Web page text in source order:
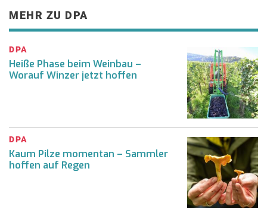
MEHR ZU DPA
DPA
Heiße Phase beim Weinbau –
Worauf Winzer jetzt hoffen
DPA
Kaum Pilze momentan – Sammler
hoffen auf Regen